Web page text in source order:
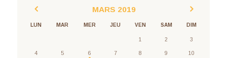
MARS 2019
LUN MAR MER JEU VEN SAM DIM
1 2 3
4 5 6 7 8 9 10